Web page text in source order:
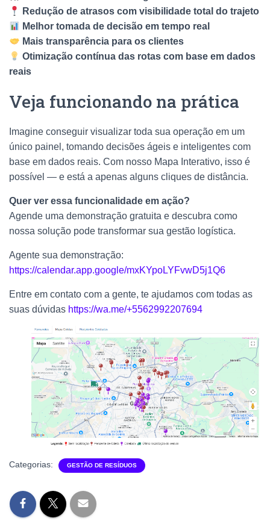
Redução de atrasos com visibilidade total do trajeto
Melhor tomada de decisão em tempo real
Mais transparência para os clientes
Otimização contínua das rotas com base em dados
reais
Veja funcionando na prática
Imagine conseguir visualizar toda sua operação em um
único painel, tomando decisões ágeis e inteligentes com
base em dados reais. Com nosso Mapa Interativo, isso é
possível — e está a apenas alguns cliques de distância.
Quer ver essa funcionalidade em ação?
Agende uma demonstração gratuita e descubra como
nossa solução pode transformar sua gestão logística.
Agente sua demonstração:
https://calendar.app.google/mxKYpoLYFvwD5j1Q6
Entre em contato com a gente, te ajudamos com todas as
suas dúvidas https://wa.me/+5562992207694
Categorias: GESTÃO DE RESÍDUOS